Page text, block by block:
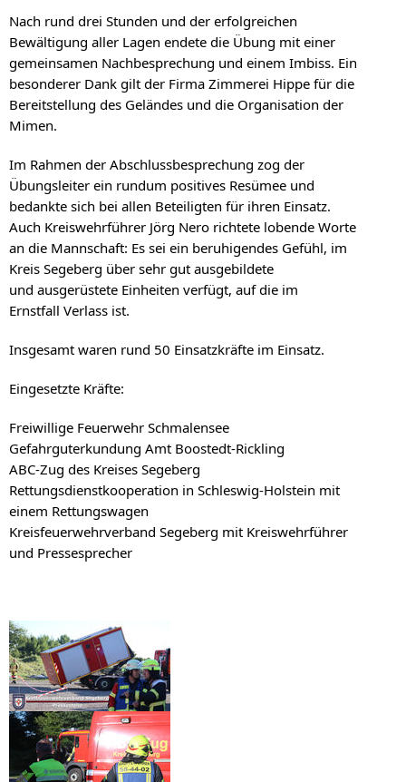
Nach rund drei Stunden und der erfolgreichen
Bewältigung aller Lagen endete die Übung mit einer
gemeinsamen Nachbesprechung und einem Imbiss. Ein
besonderer Dank gilt der Firma Zimmerei Hippe für die
Bereitstellung des Geländes und die Organisation der
Mimen.
Im Rahmen der Abschlussbesprechung zog der
Übungsleiter ein rundum positives Resümee und
bedankte sich bei allen Beteiligten für ihren Einsatz.
Auch Kreiswehrführer Jörg Nero richtete lobende Worte
an die Mannschaft: Es sei ein beruhigendes Gefühl, im
Kreis Segeberg über sehr gut ausgebildete
und ausgerüstete Einheiten verfügt, auf die im
Ernstfall Verlass ist.
Insgesamt waren rund 50 Einsatzkräfte im Einsatz.
Eingesetzte Kräfte:
Freiwillige Feuerwehr Schmalensee
Gefahrguterkundung Amt Boostedt-Rickling
ABC-Zug des Kreises Segeberg
Rettungsdienstkooperation in Schleswig-Holstein mit
einem Rettungswagen
Kreisfeuerwehrverband Segeberg mit Kreiswehrführer
und Pressesprecher